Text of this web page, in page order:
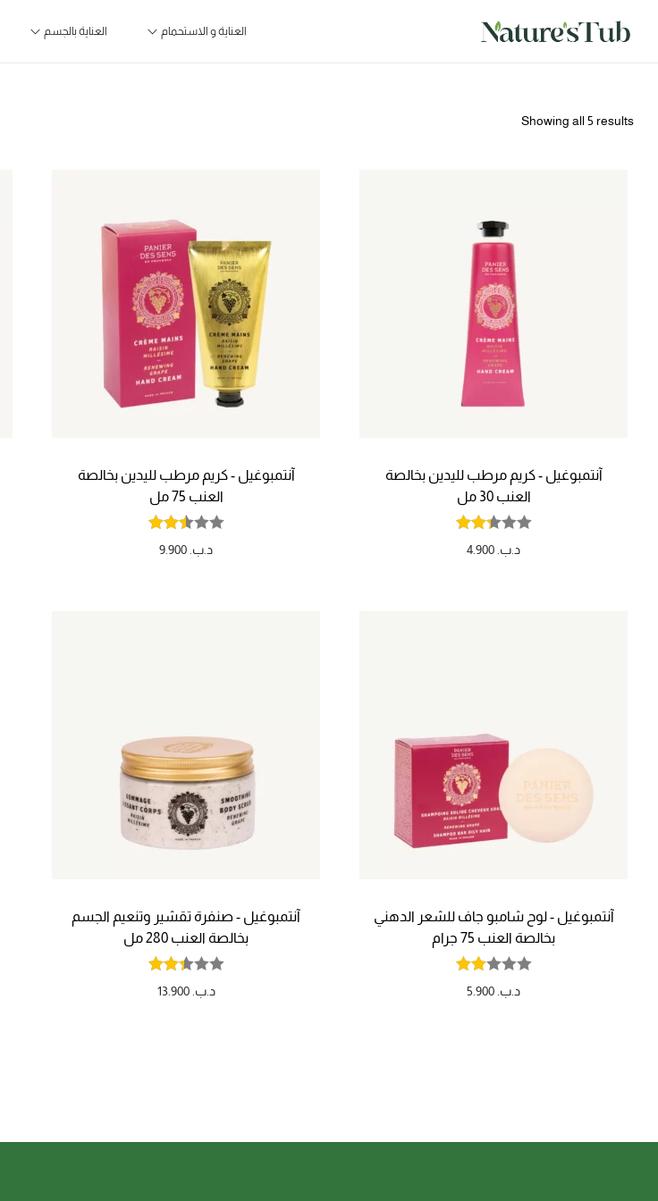
العناية و الاستحمام العناية بالجسم
Showing all 5 results
آنتمبوغيل - كريم مرطب لليدين بخالصة
العنب 30 مل
د.ب. 4.900
آنتمبوغيل - كريم مرطب لليدين بخالصة
العنب 75 مل
د.ب. 9.900
آنتمبوغيل - لوح شامبو جاف للشعر الدهني
بخالصة العنب 75 جرام
د.ب. 5.900
آنتمبوغيل - صنفرة تقشير وتنعيم الجسم
بخالصة العنب 280 مل
د.ب.13.900